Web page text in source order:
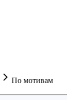
По мотивам